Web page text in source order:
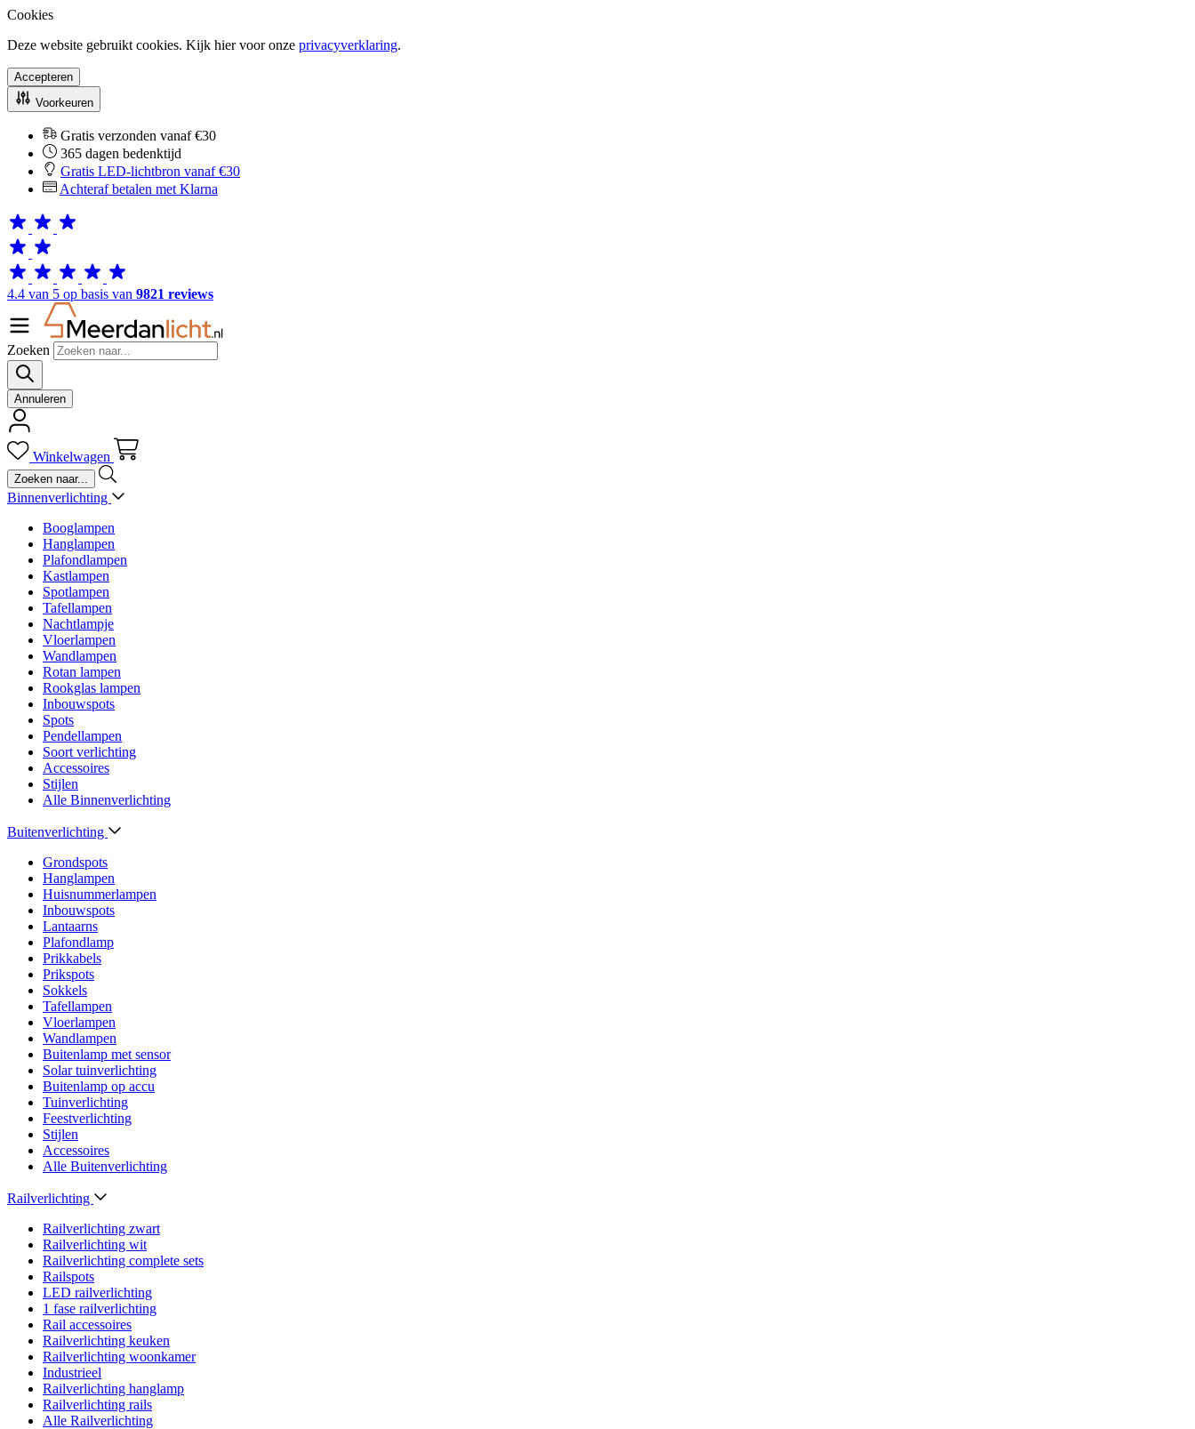
Cookies
Deze website gebruikt cookies. Kijk hier voor onze privacyverklaring.
Accepteren
Voorkeuren
Gratis verzonden vanaf €30
365 dagen bedenktijd
Gratis LED-lichtbron vanaf €30
Achteraf betalen met Klarna
4.4 van 5 op basis van 9821 reviews
Zoeken
Annuleren
Winkelwagen
Binnenverlichting
Booglampen
Hanglampen
Plafondlampen
Kastlampen
Spotlampen
Tafellampen
Nachtlampje
Vloerlampen
Wandlampen
Rotan lampen
Rookglas lampen
Inbouwspots
Spots
Pendellampen
Soort verlichting
Accessoires
Stijlen
Alle Binnenverlichting
Buitenverlichting
Grondspots
Hanglampen
Huisnummerlampen
Inbouwspots
Lantaarns
Plafondlamp
Prikkabels
Prikspots
Sokkels
Tafellampen
Vloerlampen
Wandlampen
Buitenlamp met sensor
Solar tuinverlichting
Buitenlamp op accu
Tuinverlichting
Feestverlichting
Stijlen
Accessoires
Alle Buitenverlichting
Railverlichting
Railverlichting zwart
Railverlichting wit
Railverlichting complete sets
Railspots
LED railverlichting
1 fase railverlichting
Rail accessoires
Railverlichting keuken
Railverlichting woonkamer
Industrieel
Railverlichting hanglamp
Railverlichting rails
Alle Railverlichting